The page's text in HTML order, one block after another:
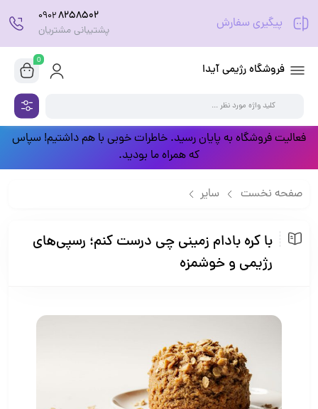
پیگیری سفارش 8258502
0902
پشتیبانی مشتریان
فروشگاه رژیمی آیدا
0
فعالیت فروشگاه به پایان رسید. خاطرات خوبی با هم داشتیم! سپاس
که همراه ما بودید.
صفحه نخست سایر
با کره بادام زمینی چی درست کنم؛ رسپی‌های
رژیمی و خوشمزه